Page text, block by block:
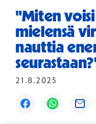
"Miten
mielensä
nauttia
21.8.2025
Avautuu uuteen
Avautuu